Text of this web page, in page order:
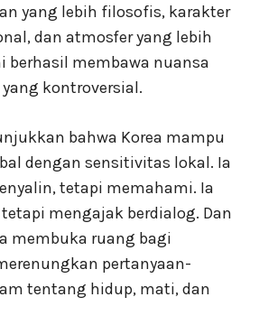
yang lebih filosofis, karakter
dan atmosfer yang lebih
berhasil membawa nuansa
kontroversial.
bahwa Korea mampu
dengan sensitivitas lokal. Ia
tetapi memahami. Ia
mengajak berdialog. Dan
membuka ruang bagi
pertanyaan-
tentang hidup, mati, dan